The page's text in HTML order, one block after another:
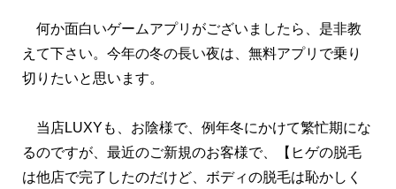
何か面白いゲームアプリがございましたら、是非教
えて下さい。今年の冬の長い夜は、無料アプリで乗り
切りたいと思います。
当店LUXYも、お陰様で、例年冬にかけて繁忙期にな
るのですが、最近のご新規のお客様で、【ヒゲの脱毛
は他店で完了したのだけど、ボディの脱毛は恥かしく